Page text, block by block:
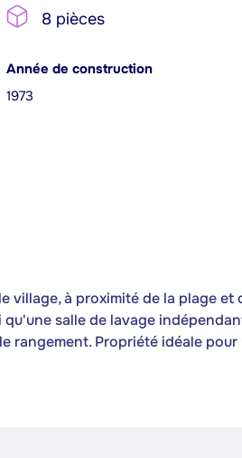
8 pièces
Année de construction
1973
village, à proximité de la plage et
qu'une salle de lavage
rangement. Propriété idéale